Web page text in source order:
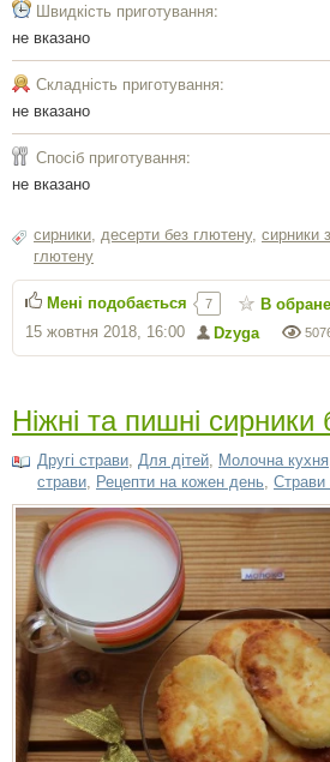
Швидкість приготування:
не вказано
Складність приготування:
не вказано
Спосіб приготування:
не вказано
сирники, десерти без глютену, сирники
глютену
Dzyga
15 жовтня 2018, 16:00
Мені подобається 7 В обране
Ніжні та пишні сирники
Другі страви, Для дітей, Молочна кухня
страви, Рецепти на кожен день, Страви